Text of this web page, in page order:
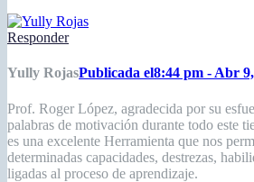
Responder
Yully RojasPublicada el8:44 pm - Abr
Prof. Roger López, agradecida por su
palabras de motivación durante todo este
es una excelente Herramienta que nos
determinadas capacidades, destrezas,
ligadas al proceso de aprendizaje.